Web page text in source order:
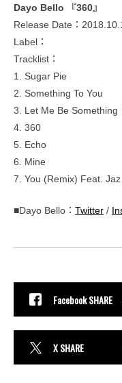
Dayo Bello 『360』
Release Date：
Label：
Tracklist：
1. Sugar Pie
2. Something To You
3. Let Me Be Something
4. 360
5. Echo
6. Mine
7. You (Remix) Feat.
■Dayo Bello： Twitter /
Facebook SHARE
X SHARE